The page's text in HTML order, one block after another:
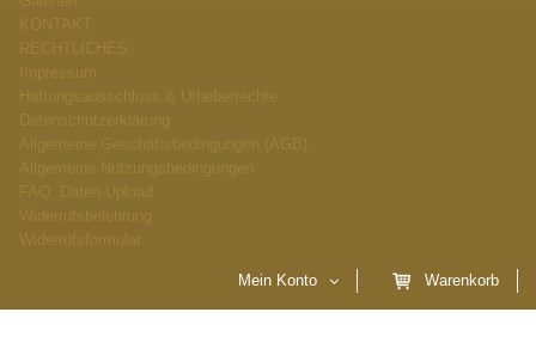
Mein Konto Warenkorb